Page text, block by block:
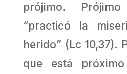
prójimo.
“practicó la
herido” (Lc 10,37).
que está